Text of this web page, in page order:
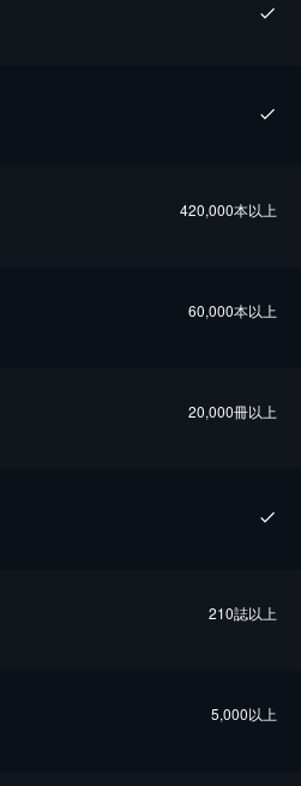
420,000本以上
60,000本以上
20,000冊以上
210誌以上
5,000以上